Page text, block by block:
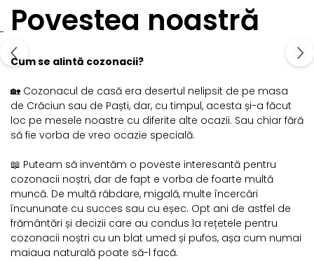
Povestea noastră
Cum se alintă cozonacii?
🏡 Cozonacul de casă era desertul nelipsit de pe masa
de Crăciun sau de Paști, dar, cu timpul, acesta și-a făcut
loc pe mesele noastre cu diferite alte ocazii. Sau chiar fără
să fie vorba de vreo ocazie specială.
📖 Puteam să inventăm o poveste interesantă pentru
cozonacii noștri, dar de fapt e vorba de foarte multă
muncă. De multă răbdare, migală, multe încercări
încununate cu succes sau cu eșec. Opt ani de astfel de
frământări și decizii care au condus la rețetele pentru
cozonacii noștri cu un blat umed și pufos, așa cum numai
maiaua naturală poate să-l facă.